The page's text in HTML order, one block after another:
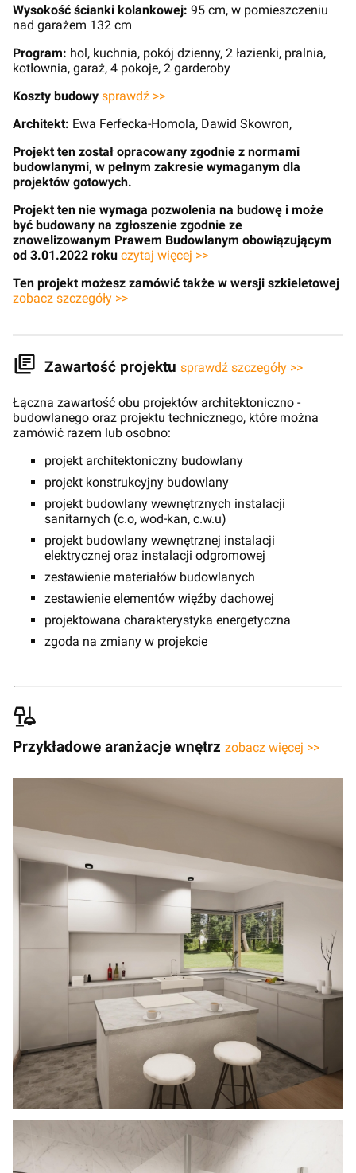
Wysokość ścianki kolankowej: 95 cm, w pomieszczeniu
nad garażem 132 cm
Program: hol, kuchnia, pokój dzienny, 2 łazienki, pralnia,
kotłownia, garaż, 4 pokoje, 2 garderoby
Koszty budowy sprawdź >>
Architekt: Ewa Ferfecka-Homola, Dawid Skowron,
Projekt ten został opracowany zgodnie z normami
budowlanymi, w pełnym zakresie wymaganym dla
projektów gotowych.
Projekt ten nie wymaga pozwolenia na budowę i może
być budowany na zgłoszenie zgodnie ze
znowelizowanym Prawem Budowlanym obowiązującym
od 3.01.2022 roku czytaj więcej >>
Ten projekt możesz zamówić także w wersji szkieletowej
zobacz szczegóły >>
Zawartość projektu sprawdź szczegóły >>
Łączna zawartość obu projektów architektoniczno -
budowlanego oraz projektu technicznego, które można
zamówić razem lub osobno:
projekt architektoniczny budowlany
projekt konstrukcyjny budowlany
projekt budowlany wewnętrznych instalacji
sanitarnych (c.o, wod-kan, c.w.u)
projekt budowlany wewnętrznej instalacji
elektrycznej oraz instalacji odgromowej
zestawienie materiałów budowlanych
zestawienie elementów więźby dachowej
projektowana charakterystyka energetyczna
zgoda na zmiany w projekcie
Przykładowe aranżacje wnętrz zobacz więcej >>